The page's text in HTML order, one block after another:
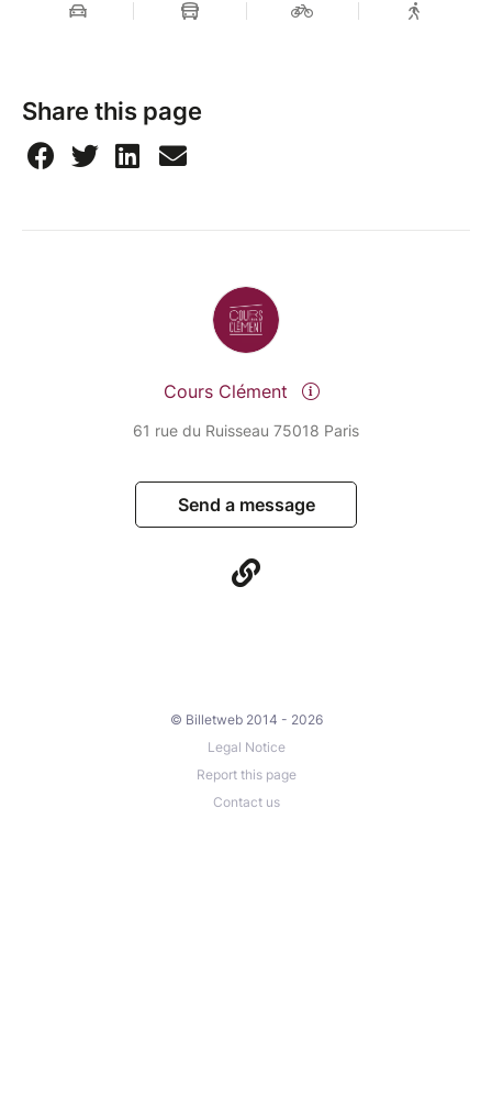
Share this page
Cours Clément
61 rue du Ruisseau 75018 Paris
Send a message
© Billetweb 2014 - 2026
Legal Notice
Report this page
Contact us